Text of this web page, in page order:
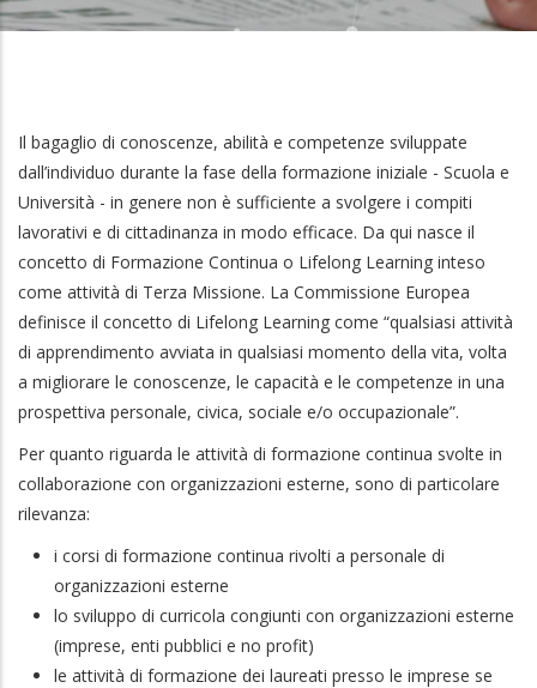
Il bagaglio di conoscenze, abilità e competenze sviluppate
dall’individuo durante la fase della formazione iniziale - Scuola e
Università - in genere non è sufficiente a svolgere i compiti
lavorativi e di cittadinanza in modo efficace. Da qui nasce il
concetto di Formazione Continua o Lifelong Learning inteso
come attività di Terza Missione. La Commissione Europea
definisce il concetto di Lifelong Learning come “qualsiasi attività
di apprendimento avviata in qualsiasi momento della vita, volta
a migliorare le conoscenze, le capacità e le competenze in una
prospettiva personale, civica, sociale e/o occupazionale”.
Per quanto riguarda le attività di formazione continua svolte in
collaborazione con organizzazioni esterne, sono di particolare
rilevanza:
i corsi di formazione continua rivolti a personale di
organizzazioni esterne
lo sviluppo di curricola congiunti con organizzazioni esterne
(imprese, enti pubblici e no profit)
le attività di formazione dei laureati presso le imprese se